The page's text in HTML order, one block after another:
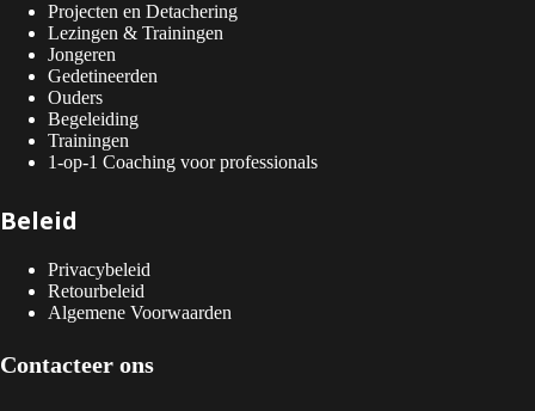
Projecten en Detachering
Lezingen & Trainingen
Jongeren
Gedetineerden
Ouders
Begeleiding
Trainingen
1-op-1 Coaching voor professionals
Beleid
Privacybeleid
Retourbeleid
Algemene Voorwaarden
Contacteer ons